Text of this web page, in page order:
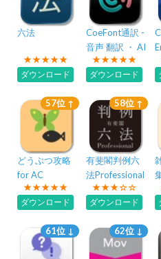
六法
ダウンロード
CoeFont通訳 -
音声 翻訳 ・ AI
同時 通訳
ダウンロード
57位 ↑
どうぶつ攻略
for AC
ダウンロード
58位 ↑
有斐閣判例六
法Professional
ダウンロード
61位 ↓ 62位 ↓